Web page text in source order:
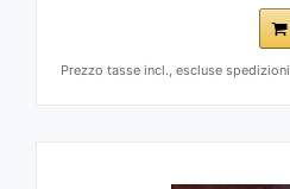
Prezzo tasse incl., escluse spedizioni